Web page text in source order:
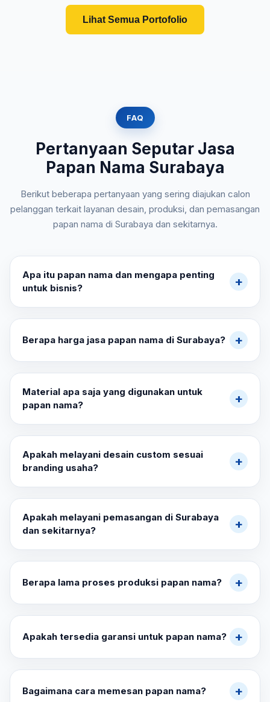
Lihat Semua Portofolio
FAQ
Pertanyaan Seputar Jasa
Papan Nama Surabaya
Berikut beberapa pertanyaan yang sering diajukan calon
pelanggan terkait layanan desain, produksi, dan pemasangan
papan nama di Surabaya dan sekitarnya.
Apa itu papan nama dan mengapa penting
untuk bisnis?
+
Dengan desain yang profesional, papan nama dapat
meningkatkan kepercayaan dan memudahkan bisnis
ditemukan oleh calon pelanggan.
Berapa harga jasa papan nama di Surabaya? +
Anda dapat menghubungi kami untuk mendapatkan
Material apa saja yang digunakan untuk
papan nama?
+
finishing cat berkualitas sesuai kebutuhan indoor
Apakah melayani desain custom sesuai
branding usaha?
+
agar tampilan usaha Anda terlihat lebih profesional dan
Apakah melayani pemasangan di Surabaya
dan sekitarnya?
+
Jawa Timur sesuai kebutuhan proyek.
Berapa lama proses produksi papan nama? +
tingkat kerumitan desain.
Apakah tersedia garansi untuk papan nama? +
yang berlaku.
Bagaimana cara memesan papan nama? +